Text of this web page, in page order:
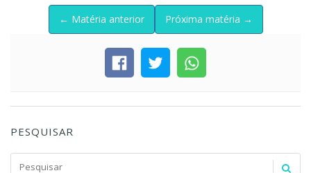
← Matéria anterior Próxima matéria →
PESQUISAR